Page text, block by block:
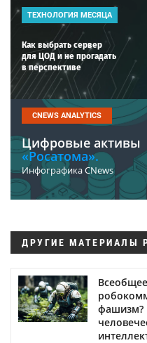
ТЕХНОЛОГИЯ МЕСЯЦА
Как выбрать сервер
для ЦОД и не прогадать
в перспективе
CNEWS ANALYTICS
Цифровые активы
«Росатома».
Инфографика CNews
ДРУГИЕ МАТЕРИАЛЫ
фашизм?